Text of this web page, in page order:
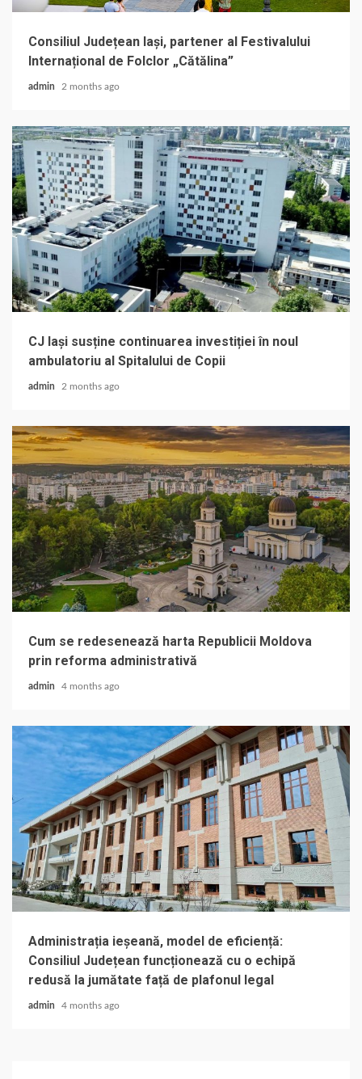
Consiliul Județean Iași, partener al Festivalului
Internațional de Folclor „Cătălina”
admin 2 months ago
CJ Iași susține continuarea investiției în noul
ambulatoriu al Spitalului de Copii
admin 2 months ago
Cum se redesenează harta Republicii Moldova
prin reforma administrativă
admin 4 months ago
Administrația ieșeană, model de eficiență:
Consiliul Județean funcționează cu o echipă
redusă la jumătate față de plafonul legal
admin 4 months ago